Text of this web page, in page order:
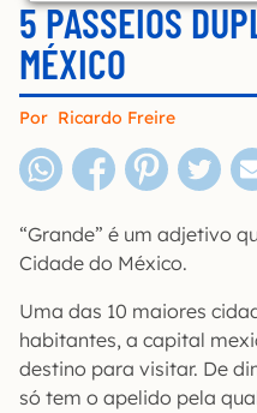
5 PASSEIOS
MÉXICO
Por Ricardo Freire
“Grande” é um adjetivo
Cidade do México.
Uma das 10 maiores
habitantes, a capital
destino para visitar. De
só tem o apelido pela